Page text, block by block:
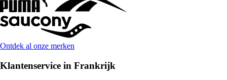
Ontdek al onze merken
Klantenservice in Frankrijk